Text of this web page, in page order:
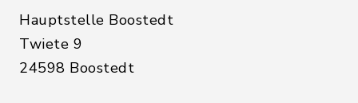
Hauptstelle Boostedt
Twiete 9
24598 Boostedt